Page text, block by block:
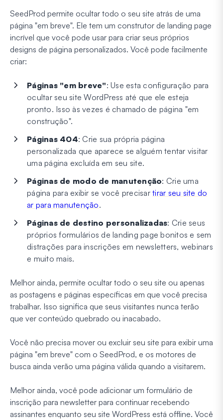
SeedProd permite ocultar todo o seu site atrás de uma
página "em breve". Ele tem um construtor de landing page
incrível que você pode usar para criar seus próprios
designs de página personalizados. Você pode facilmente
criar:
Páginas "em breve": Use esta configuração para
ocultar seu site WordPress até que ele esteja
pronto. Isso às vezes é chamado de página "em
construção".
Páginas 404: Crie sua própria página
personalizada que aparece se alguém tentar visitar
uma página excluída em seu site.
Páginas de modo de manutenção: Crie uma
página para exibir se você precisar tirar seu site do
ar para manutenção.
Páginas de destino personalizadas: Crie seus
próprios formulários de landing page bonitos e sem
distrações para inscrições em newsletters, webinars
e muito mais.
Melhor ainda, permite ocultar todo o seu site ou apenas
as postagens e páginas específicas em que você precisa
trabalhar. Isso significa que seus visitantes nunca terão
que ver conteúdo quebrado ou inacabado.
Você não precisa mover ou excluir seu site para exibir uma
página "em breve" com o SeedProd, e os motores de
busca ainda verão uma página válida quando a visitarem.
Melhor ainda, você pode adicionar um formulário de
inscrição para newsletter para continuar recebendo
assinantes enquanto seu site WordPress está offline. Você